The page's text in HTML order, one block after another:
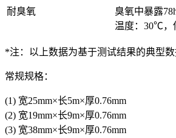
耐臭氧
臭氧中暴露
温度：30℃，
*注：以上数据为基于测试结果的典型
常规规格：
(1) 宽25mm×长5m×厚0.76mm
(2) 宽19mm×长9m×厚0.76mm
(3) 宽38mm×长9m×厚0.76mm